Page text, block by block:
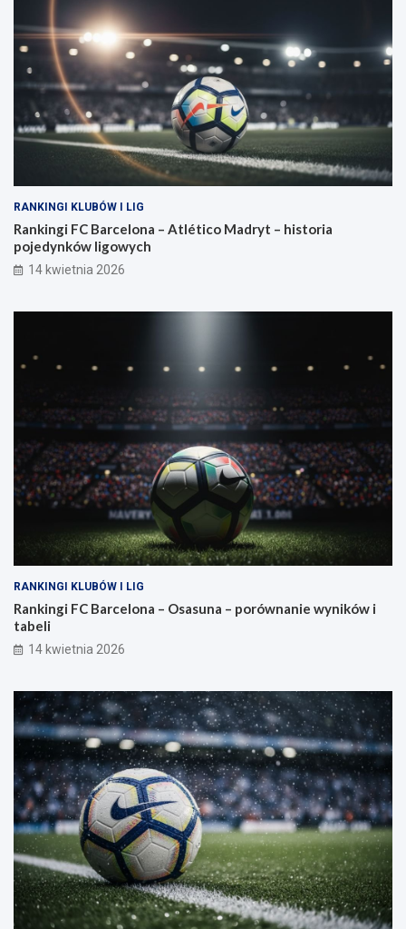
RANKINGI KLUBÓW I LIG
Rankingi FC Barcelona – Atlético Madryt – historia
pojedynków ligowych
14 kwietnia 2026
RANKINGI KLUBÓW I LIG
Rankingi FC Barcelona – Osasuna – porównanie wyników i
tabeli
14 kwietnia 2026